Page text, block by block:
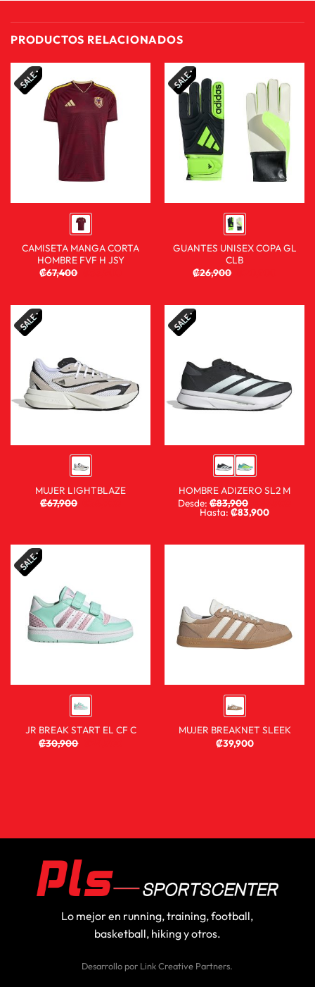
PRODUCTOS RELACIONADOS
CAMISETA MANGA CORTA
HOMBRE FVF H JSY
₡67,400
GUANTES UNISEX COPA GL
CLB
₡26,900
MUJER LIGHTBLAZE
₡67,900
HOMBRE ADIZERO SL2 M
Desde: ₡83,900
Hasta: ₡83,900
JR BREAK START EL CF C
₡30,900
MUJER BREAKNET SLEEK
₡39,900
Lo mejor en running, training, football,
basketball, hiking y otros.
Desarrollo por Link Creative Partners.